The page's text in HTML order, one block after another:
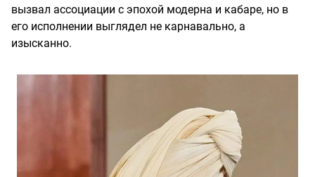
вызвал ассоциации с эпохой модерна и кабаре, но в
его исполнении выглядел не карнавально, а
изысканно.